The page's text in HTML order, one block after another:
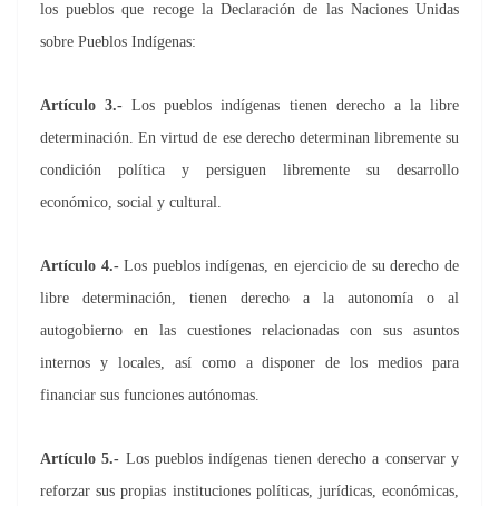
los pueblos que recoge la Declaración de las Naciones Unidas
sobre Pueblos Indígenas:
Artículo 3.-Los pueblos indígenas tienen derecho a la libre
determinación. En virtud de ese derecho determinan libremente su
condición política y persiguen libremente su desarrollo
económico, social y cultural.
Artículo 4.-Los pueblos indígenas, en ejercicio de su derecho de
libre determinación, tienen derecho a la autonomía o al
autogobierno en las cuestiones relacionadas con sus asuntos
internos y locales, así como a disponer de los medios para
financiar sus funciones autónomas.
Artículo 5.- Los pueblos indígenas tienen derecho a conservar y
reforzar sus propias instituciones políticas, jurídicas, económicas,